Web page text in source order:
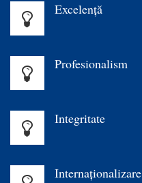
Excelenţă
Profesionalism
Integritate
Internaționalizare